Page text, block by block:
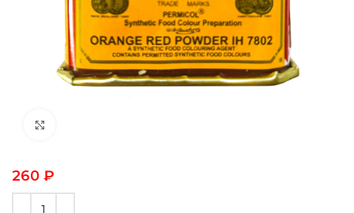
260 ₽